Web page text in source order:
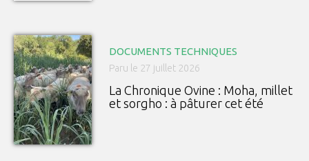
DOCUMENTS TECHNIQUES
Paru le 27 juillet 2026
La Chronique Ovine : Moha, millet
et sorgho : à pâturer cet été